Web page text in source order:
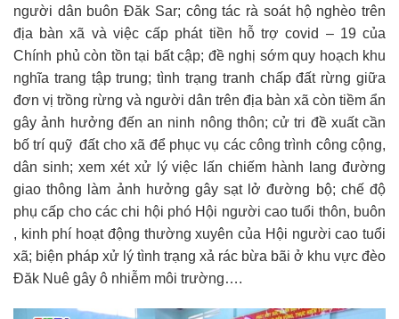
người dân buôn Đăk Sar; công tác rà soát hộ nghèo trên
địa bàn xã và việc cấp phát tiền hỗ trợ covid – 19 của
Chính phủ còn tồn tại bất cập; đề nghị sớm quy hoạch khu
nghĩa trang tập trung; tình trạng tranh chấp đất rừng giữa
đơn vị trồng rừng và người dân trên địa bàn xã còn tiềm ẩn
gây ảnh hưởng đến an ninh nông thôn; cử tri đề xuất cần
bố trí quỹ đất cho xã để phục vụ các công trình công cộng,
dân sinh; xem xét xử lý việc lấn chiếm hành lang đường
giao thông làm ảnh hưởng gây sạt lở đường bộ; chế độ
phụ cấp cho các chi hội phó Hội người cao tuổi thôn, buôn
, kinh phí hoạt động thường xuyên của Hội người cao tuổi
xã; biện pháp xử lý tình trạng xả rác bừa bãi ở khu vực đèo
Đăk Nuê gây ô nhiễm môi trường….